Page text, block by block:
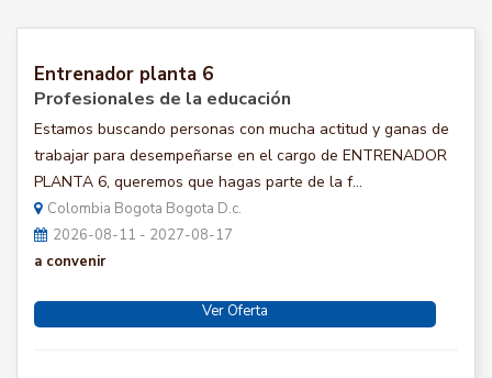
Entrenador planta 6
Profesionales de la educación
Estamos buscando personas con mucha actitud y ganas de
trabajar para desempeñarse en el cargo de ENTRENADOR
PLANTA 6, queremos que hagas parte de la f...
Colombia Bogota Bogota D.c.
2026-08-11 - 2027-08-17
a convenir
Ver Oferta